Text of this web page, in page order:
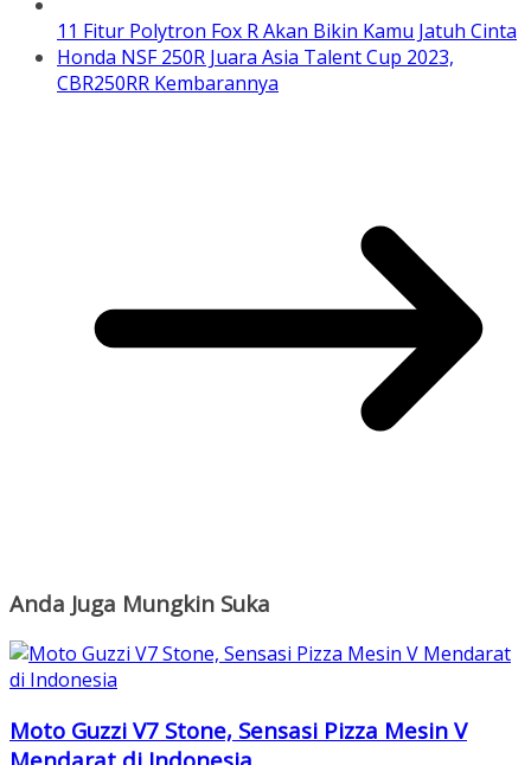
11 Fitur Polytron Fox R Akan Bikin Kamu Jatuh Cinta
Honda NSF 250R Juara Asia Talent Cup 2023,
CBR250RR Kembarannya
Anda Juga Mungkin Suka
Moto Guzzi V7 Stone, Sensasi Pizza Mesin V